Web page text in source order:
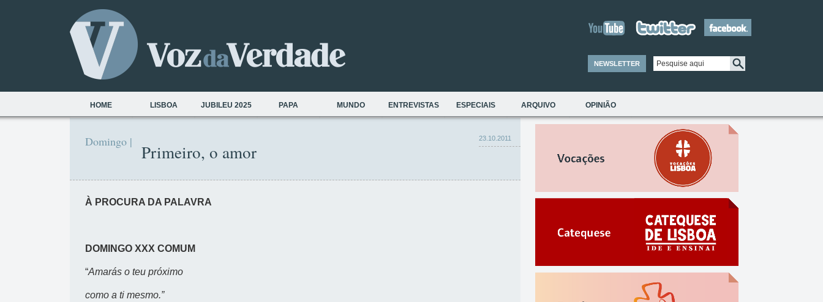
NEWSLETTER
HOME LISBOA JUBILEU 2025 PAPA MUNDO ENTREVISTAS ESPECIAIS ARQUIVO OPINIÃO
23.10.2011
Domingo | Primeiro, o amor
À PROCURA DA PALAVRA
DOMINGO XXX COMUM
“Amarás o teu próximo
como a ti mesmo.”